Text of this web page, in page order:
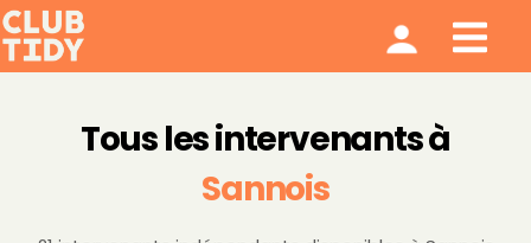
Tous les intervenants à
Sannois